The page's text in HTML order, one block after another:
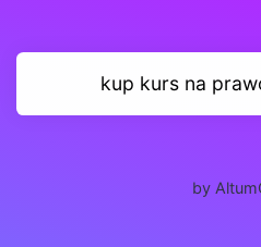
kup kurs na
by